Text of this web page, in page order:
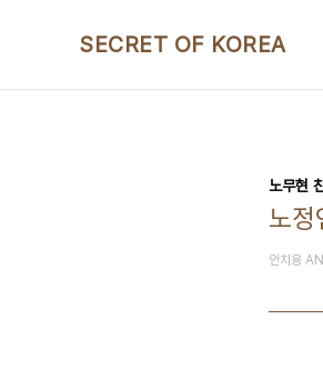
SECRET OF KOREA
노무현
노
안치용